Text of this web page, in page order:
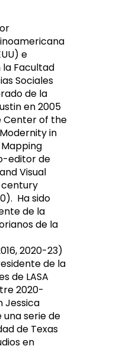
e
Facultad
Sociales
de la
en 2005
Center of the
in
Mapping
editor de
Visual
Ha sido
de la
de la
2020-23)
de la
de LASA
2020-
Jessica
serie de
de Texas
en